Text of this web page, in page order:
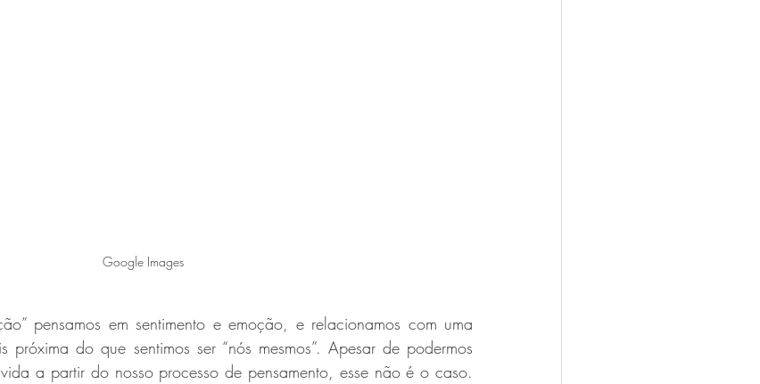
Google Images
pensamos em sentimento e emoção, e relacionamos com uma
próxima do que sentimos ser “nós mesmos”. Apesar de podermos
a partir do nosso processo de pensamento, esse não é o caso.